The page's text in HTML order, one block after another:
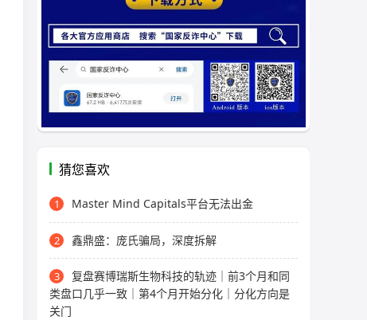
猜您喜欢
1 Master Mind Capitals平台无法出金
2 鑫鼎盛：庞氏骗局，深度拆解
3
复盘赛博瑞斯生物科技的轨迹｜前3个月和同
类盘口几乎一致｜第4个月开始分化｜分化方向是
关门